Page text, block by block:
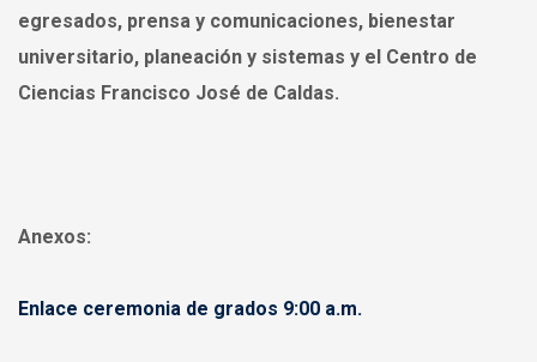
egresados, prensa y comunicaciones, bienestar
universitario, planeación y sistemas y el Centro de
Ciencias Francisco José de Caldas.
Anexos:
Enlace ceremonia de grados 9:00 a.m.